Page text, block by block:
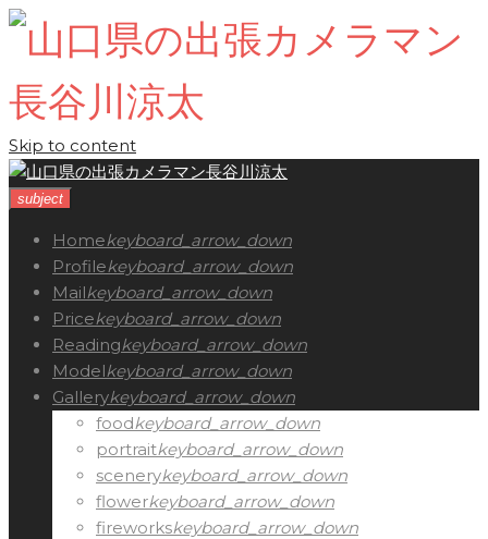
Skip to content
subject
Homekeyboard_arrow_down
Profilekeyboard_arrow_down
Mailkeyboard_arrow_down
Pricekeyboard_arrow_down
Readingkeyboard_arrow_down
Modelkeyboard_arrow_down
Gallerykeyboard_arrow_down
foodkeyboard_arrow_down
portraitkeyboard_arrow_down
scenerykeyboard_arrow_down
flowerkeyboard_arrow_down
fireworkskeyboard_arrow_down